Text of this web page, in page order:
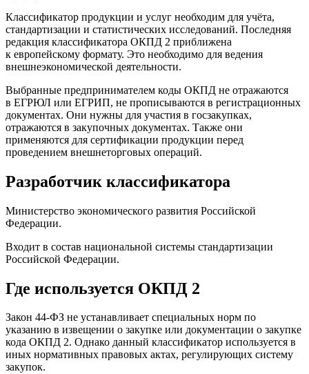
Классификатор продукции и услуг необходим для учёта,
стандартизации и статистических исследований. Последняя
редакция классификатора ОКПД 2 приближена
к европейскому формату. Это необходимо для ведения
внешнеэкономической деятельности.
Выбранные предпринимателем коды ОКПД не отражаются
в ЕГРЮЛ или ЕГРИП, не прописываются в регистрационных
документах. Они нужны для участия в госзакупках,
отражаются в закупочных документах. Также они
применяются для сертификации продукции перед
проведением внешнеторговых операций.
Разработчик классификатора
Министерство экономического развития Российской
Федерации.
Входит в состав национальной системы стандартизации
Российской Федерации.
Где используется ОКПД 2
Закон 44-ФЗ не устанавливает специальных норм по
указанию в извещении о закупке или документации о закупке
кода ОКПД 2. Однако данный классификатор используется в
иных нормативных правовых актах, регулирующих систему
закупок.